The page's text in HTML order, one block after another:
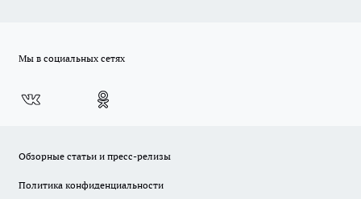
Мы в социальных сетях
Обзорные статьи и пресс-релизы
Политика конфиденциальности